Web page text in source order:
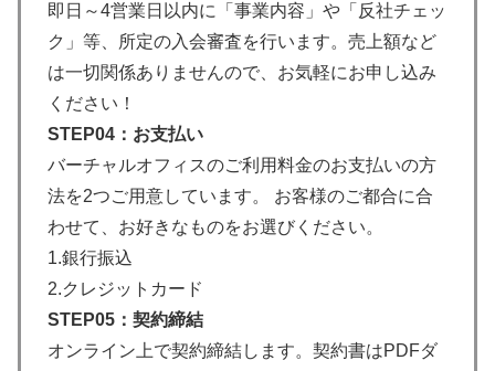
即日～4営業日以内に「事業内容」や「反社チェッ
ク」等、所定の入会審査を行います。売上額など
は一切関係ありませんので、お気軽にお申し込み
ください！
STEP04：お支払い
バーチャルオフィスのご利用料金のお支払いの方
法を2つご用意しています。 お客様のご都合に合
わせて、お好きなものをお選びください。
1.銀行振込
2.クレジットカード
STEP05：契約締結
オンライン上で契約締結します。契約書はPDFダ